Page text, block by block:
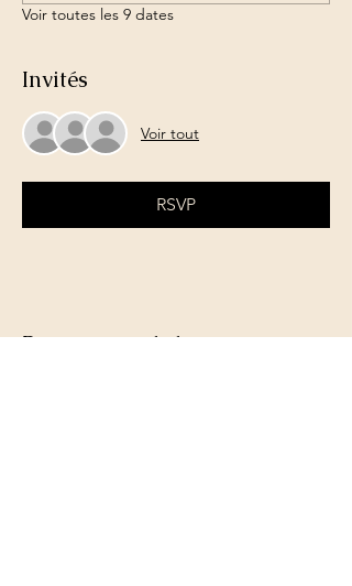
Voir toutes les 9 dates
Invités
Voir tout
RSVP
Partager cet événement